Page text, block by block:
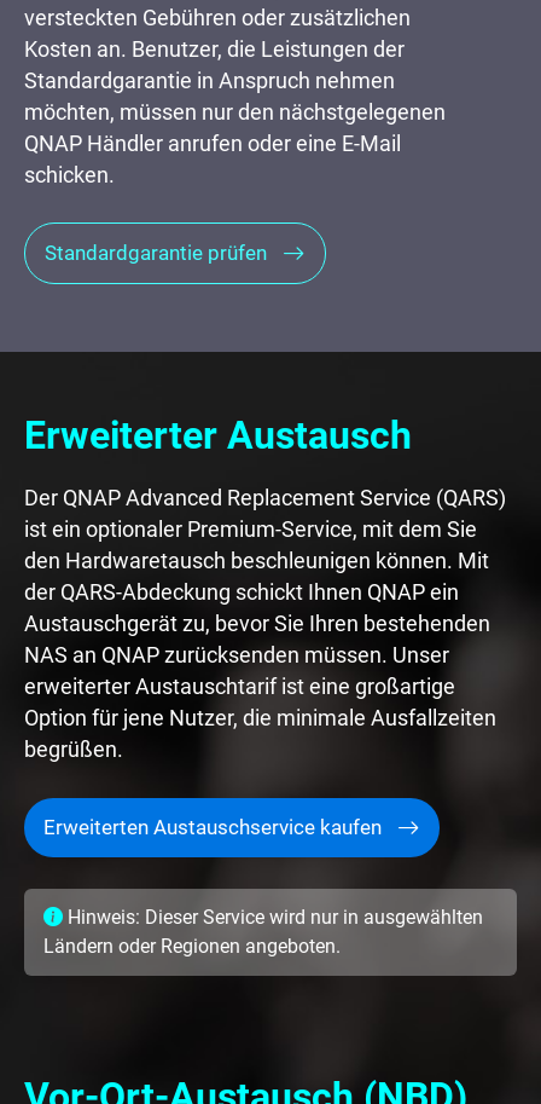
versteckten Gebühren oder zusätzlichen
Kosten an. Benutzer, die Leistungen der
Standardgarantie in Anspruch nehmen
möchten, müssen nur den nächstgelegenen
QNAP Händler anrufen oder eine E-Mail
schicken.
Standardgarantie prüfen
Erweiterter Austausch
Der QNAP Advanced Replacement Service (QARS)
ist ein optionaler Premium-Service, mit dem Sie
den Hardwaretausch beschleunigen können. Mit
der QARS-Abdeckung schickt Ihnen QNAP ein
Austauschgerät zu, bevor Sie Ihren bestehenden
NAS an QNAP zurücksenden müssen. Unser
erweiterter Austauschtarif ist eine großartige
Option für jene Nutzer, die minimale Ausfallzeiten
begrüßen.
Erweiterten Austauschservice kaufen
Hinweis: Dieser Service wird nur in ausgewählten
Ländern oder Regionen angeboten.